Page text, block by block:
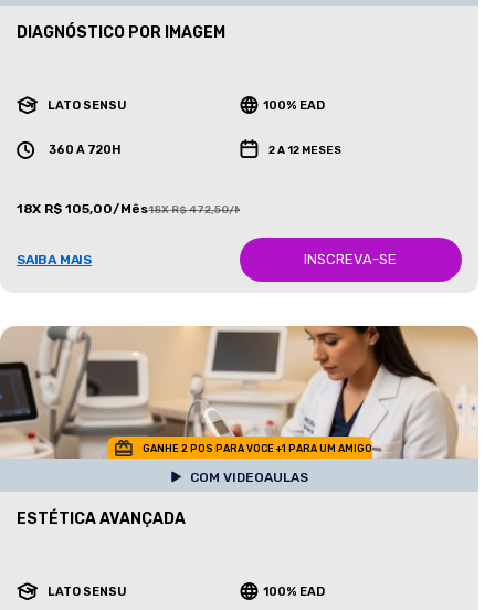
DIAGNÓSTICO POR IMAGEM
LATO SENSU 100% EAD
360 A 720H 2 A 12 MESES
18X R$ 105,00/Mês18X R$ 472,50/Mês
SAIBA MAIS INSCREVA-SE
GANHE 2 POS PARA VOCE +1 PARA UM AMIGO
COM VIDEOAULAS
ESTÉTICA AVANÇADA
LATO SENSU 100% EAD